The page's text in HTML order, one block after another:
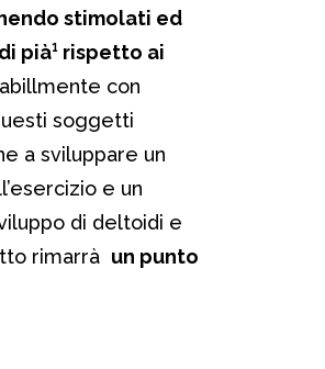
stimolati ed
pià¹ rispetto ai
con
soggetti
a sviluppare un
e un
di deltoidi e
rimarrà un punto